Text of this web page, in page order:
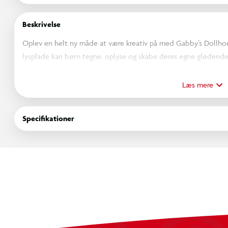
Beskrivelse
Oplev en helt ny måde at være kreativ på med Gabby’s
lysplade kan børn tegne. oplyse og skabe deres egne
og lave små. bevægende tegninger – næsten som en rigtig
Glow Pad’en er perfekt til børn. der elsker at tegne. fortælle
hjælper samtidig med at styrke kreativitet. finmotorik og
Læs mere
Specifikationer